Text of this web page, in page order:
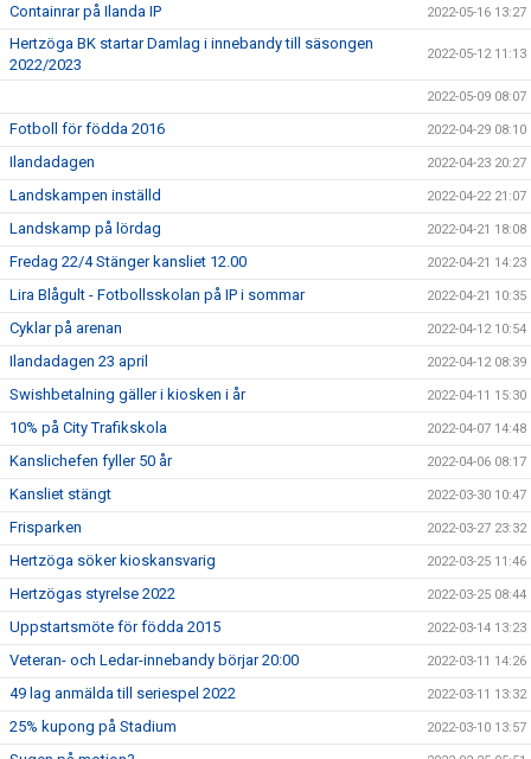
Containrar på Ilanda IP 2022-05-16 13:27
Hertzöga BK startar Damlag i innebandy till säsongen
2022/2023
2022-05-12 11:13
2022-05-09 08:07
Fotboll för födda 2016 2022-04-29 08:10
Ilandadagen 2022-04-23 20:27
Landskampen inställd 2022-04-22 21:07
Landskamp på lördag 2022-04-21 18:08
Fredag 22/4 Stänger kansliet 12.00 2022-04-21 14:23
Lira Blågult - Fotbollsskolan på IP i sommar 2022-04-21 10:35
Cyklar på arenan 2022-04-12 10:54
Ilandadagen 23 april 2022-04-12 08:39
Swishbetalning gäller i kiosken i år 2022-04-11 15:30
10% på City Trafikskola 2022-04-07 14:48
Kanslichefen fyller 50 år 2022-04-06 08:17
Kansliet stängt 2022-03-30 10:47
Frisparken 2022-03-27 23:32
Hertzöga söker kioskansvarig 2022-03-25 11:46
Hertzögas styrelse 2022 2022-03-25 08:44
Uppstartsmöte för födda 2015 2022-03-14 13:23
Veteran- och Ledar-innebandy börjar 20:00 2022-03-11 14:26
49 lag anmälda till seriespel 2022 2022-03-11 13:32
25% kupong på Stadium 2022-03-10 13:57